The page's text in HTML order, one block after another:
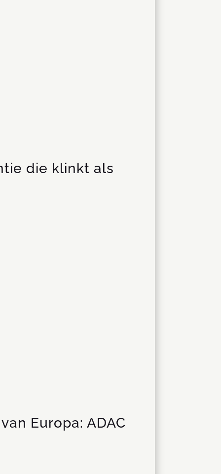
die klinkt als
Europa: ADAC